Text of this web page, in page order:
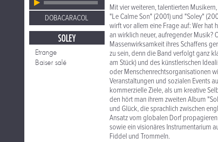
DOBACARACOL
SOLEY
Etrange
Baiser salé
Mit vier weiteren, talentierten
"Le Calme Son" (2001) und "Soley"
wirft vor allem eine Frage auf: Wer hat
an wirklich neuer, aufregender Musik?
Massenwirksamkeit ihres Schaffens
zu sein, denn die Band verfolgt ganz
am Stück) und des künstlerischen
oder Menschenrechtsorganisationen
Veranstaltungen und sozialen Events
kommerzielle Ziele, als um kreative
den hört man ihrem zweiten Album
und Glück, die sprachlich zwischen
Ansatz vom globalen Dorf
sowie ein visionäres Instrumentarium
Fiddel und Trommeln.